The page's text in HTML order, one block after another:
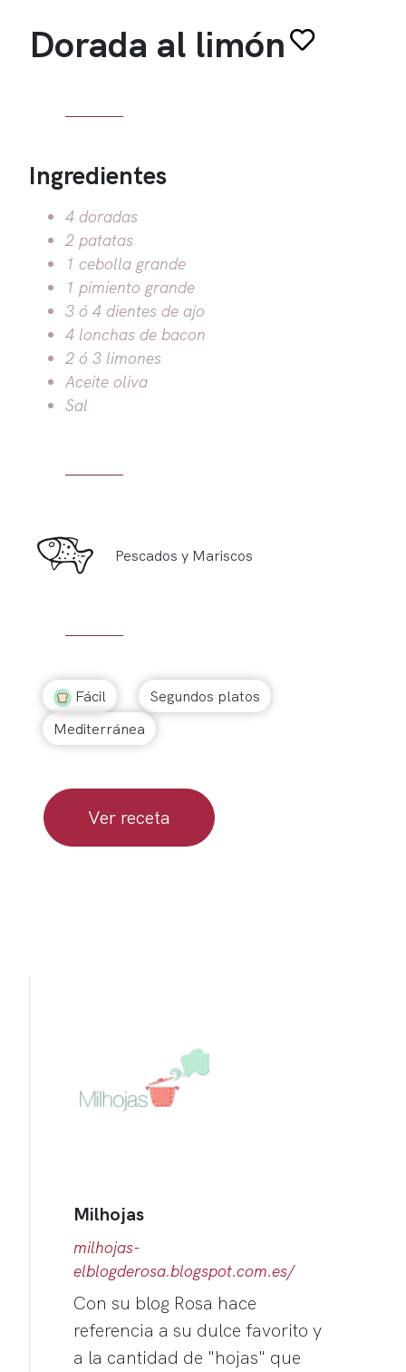
Dorada al limón
Ingredientes
4 doradas
2 patatas
1 cebolla grande
1 pimiento grande
3 ó 4 dientes de ajo
4 lonchas de bacon
2 ó 3 limones
Aceite oliva
Sal
Pescados y Mariscos
Fácil
Segundos platos
Mediterránea
Ver receta
Milhojas
milhojas-
elblogderosa.blogspot.com.es/
Con su blog Rosa hace
referencia a su dulce favorito y
a la cantidad de "hojas" que